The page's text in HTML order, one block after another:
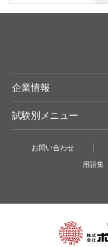
企業情報
試験別メニュー
お問い合わせ
用語集